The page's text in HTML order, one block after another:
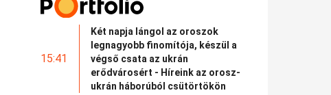
15:41
Két napja lángol az oroszok
legnagyobb finomítója, készül a
végső csata az ukrán
erődvárosért - Híreink az orosz-
ukrán háborúból csütörtökön